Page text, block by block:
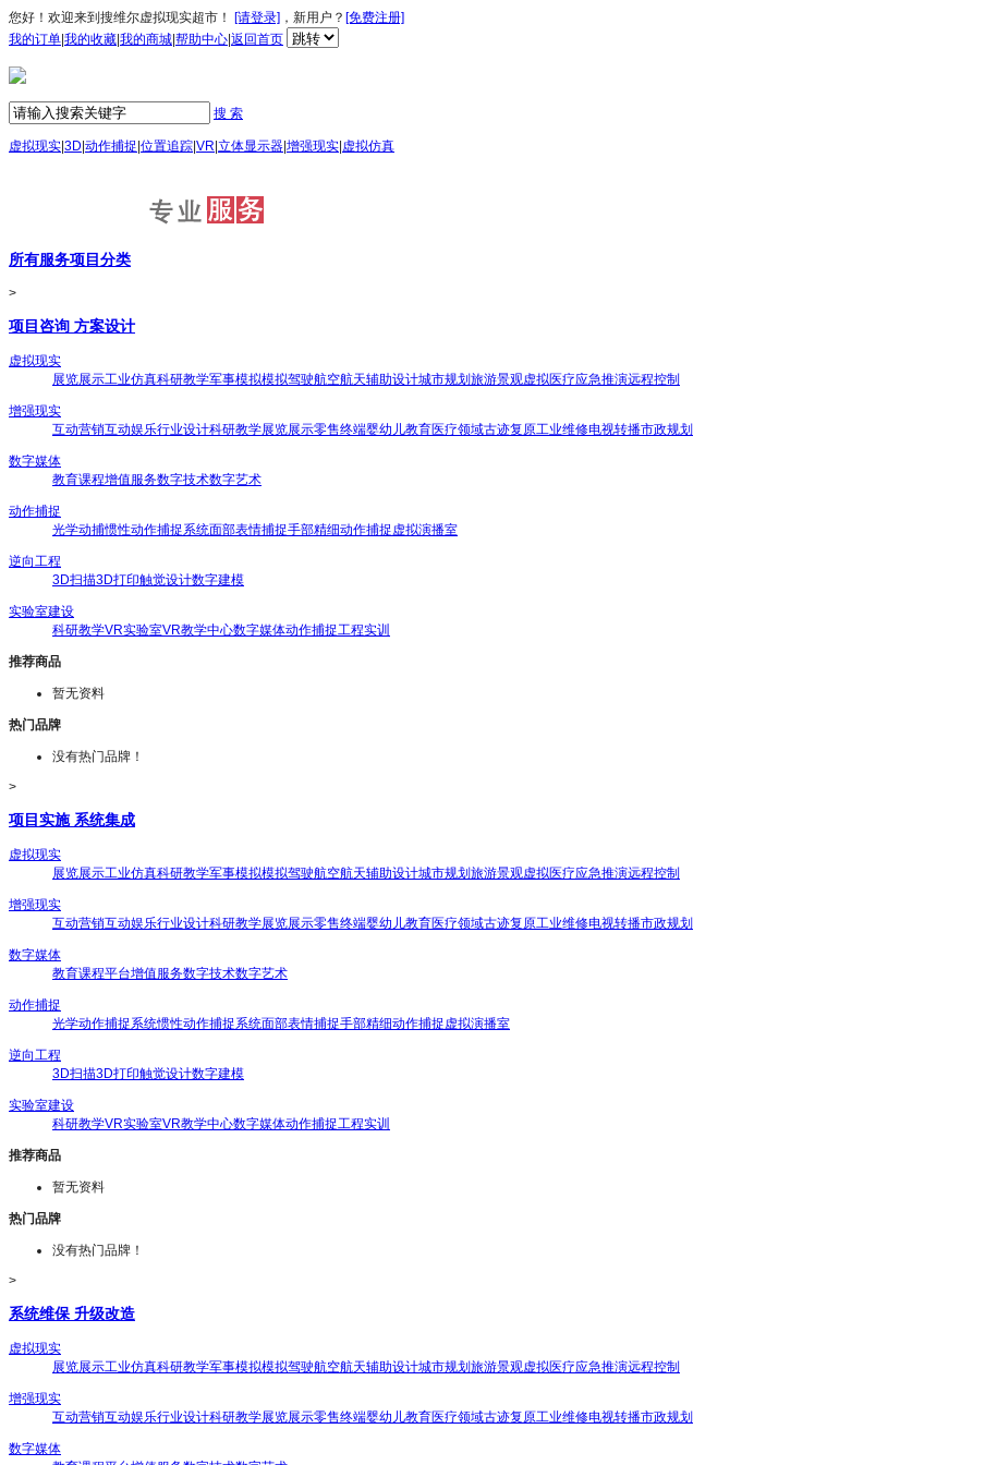
您好！欢迎来到搜维尔虚拟现实超市！ [请登录] ，新用户？ [免费注册]
我的订单 我的收藏 我的商城 帮助中心 返回首页
搜 索
虚拟现实 3D 动作捕捉 位置追踪 VR 立体显示器 增强现实 虚拟仿真
所有服务项目分类
>
项目咨询 方案设计
虚拟现实
展览展示工业仿真科研教学军事模拟模拟驾驶航空航天辅助设计城市规划 旅游景观虚拟医疗应急推演远程控制
增强现实
互动营销互动娱乐行业设计科研教学展览展示零售终端婴幼儿教育医疗领域古迹复原工业维修电视转播市政规划
数字媒体
教育课程增值服务数字技术数字艺术
动作捕捉
光学动捕惯性动作捕捉系统面部表情捕捉手部精细动作捕捉虚拟演播室
逆向工程
3D扫描3D打印触觉设计数字建模
实验室建设
科研教学VR实验室VR教学中心数字媒体动作捕捉工程实训
推荐商品
暂无资料
热门品牌
没有热门品牌！
>
项目实施 系统集成
虚拟现实
展览展示工业仿真科研教学军事模拟模拟驾驶航空航天辅助设计城市规划 旅游景观虚拟医疗应急推演远程控制
增强现实
互动营销互动娱乐行业设计科研教学展览展示零售终端婴幼儿教育医疗领域古迹复原工业维修电视转播市政规划
数字媒体
教育课程平台增值服务数字技术数字艺术
动作捕捉
光学动作捕捉系统惯性动作捕捉系统面部表情捕捉手部精细动作捕捉虚拟演播室
逆向工程
3D扫描3D打印触觉设计数字建模
实验室建设
科研教学VR实验室VR教学中心数字媒体动作捕捉工程实训
推荐商品
暂无资料
热门品牌
没有热门品牌！
>
系统维保 升级改造
虚拟现实
展览展示工业仿真科研教学军事模拟模拟驾驶航空航天辅助设计城市规划 旅游景观虚拟医疗应急推演远程控制
增强现实
互动营销互动娱乐行业设计科研教学展览展示零售终端婴幼儿教育医疗领域古迹复原工业维修电视转播市政规划
数字媒体